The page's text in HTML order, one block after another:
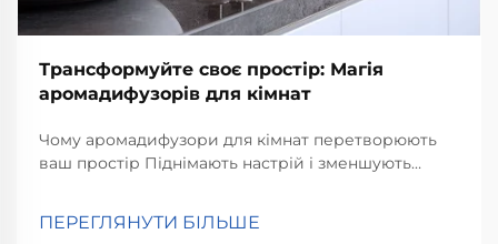
Трансформуйте своє простір: Магія
аромадифузорів для кімнат
Чому аромадифузори для кімнат перетворюють
ваш простір Піднімають настрій і зменшують
згідно з дослідженнями психологів про те, як
ПЕРЕГЛЯНУТИ БІЛЬШЕ